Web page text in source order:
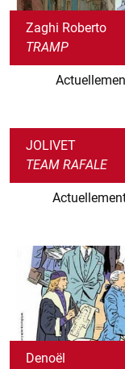
Zaghi Roberto
TRAMP
JOLIVET
TEAM RAFALE
Denoël